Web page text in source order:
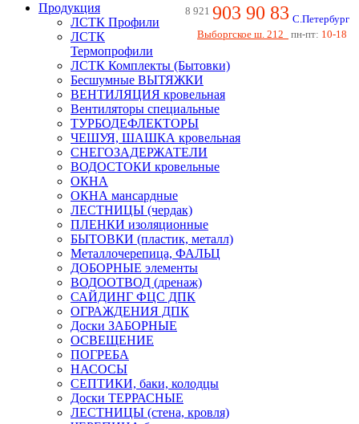
8 921 903 90 83 С.Петербург
Выборгское ш. 212
пн-пт: 10-18
Продукция
ЛСТК Профили
ЛСТК
Термопрофили
ЛСТК Комплекты (Бытовки)
Бесшумные ВЫТЯЖКИ
ВЕНТИЛЯЦИЯ кровельная
Вентиляторы специальные
ТУРБОДЕФЛЕКТОРЫ
ЧЕШУЯ, ШАШКА кровельная
СНЕГОЗАДЕРЖАТЕЛИ
ВОДОСТОКИ кровельные
ОКНА
ОКНА мансардные
ЛЕСТНИЦЫ (чердак)
ПЛЕНКИ изоляционные
БЫТОВКИ (пластик, металл)
Металлочерепица, ФАЛЬЦ
ДОБОРНЫЕ элементы
ВОДООТВОД (дренаж)
САЙДИНГ ФЦС ДПК
ОГРАЖДЕНИЯ ДПК
Доски ЗАБОРНЫЕ
ОСВЕЩЕНИЕ
ПОГРЕБА
НАСОСЫ
СЕПТИКИ, баки, колодцы
Доски ТЕРРАСНЫЕ
ЛЕСТНИЦЫ (стена, кровля)